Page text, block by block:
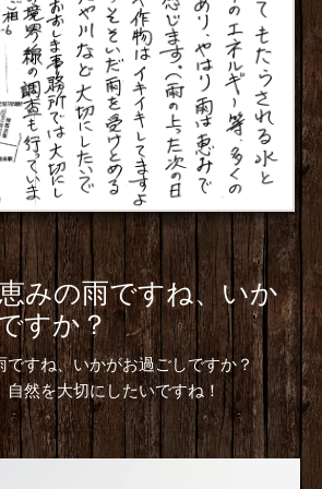
みの雨ですね、いか
すか？
ですね、いかがお過ごしですか？
自然を大切にしたいですね！